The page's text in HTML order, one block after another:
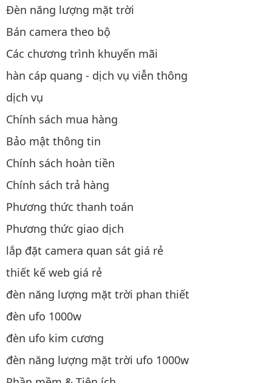
Đèn năng lượng mặt trời
Bán camera theo bộ
Các chương trình khuyến mãi
hàn cáp quang - dịch vụ viễn thông
dịch vụ
Chính sách mua hàng
Bảo mật thông tin
Chính sách hoàn tiền
Chính sách trả hàng
Phương thức thanh toán
Phương thức giao dịch
lắp đặt camera quan sát giá rẻ
thiết kế web giá rẻ
đèn năng lượng mặt trời phan thiết
đèn ufo 1000w
đèn ufo kim cương
đèn năng lượng mặt trời ufo 1000w